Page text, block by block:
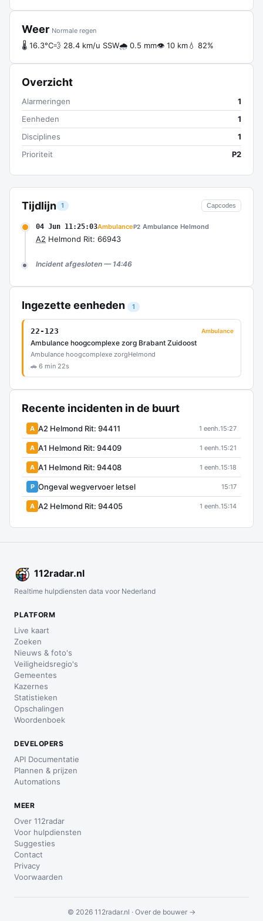
Tijdlijn 1 Capcodes
04 Jun 11:25:03AmbulanceP2 Ambulance Helmond
A2 Helmond Rit: 66943
Incident afgesloten — 14:46
Ingezette eenheden 1
22-123 Ambulance
Ambulance hoogcomplexe zorg Brabant Zuidoost
Ambulance hoogcomplexe zorgHelmond
🚗 6 min 22s
Recente incidenten in de buurt
A A2 Helmond Rit: 94411 1 eenh.15:27
A A1 Helmond Rit: 94409 1 eenh.15:21
A A1 Helmond Rit: 94408 1 eenh.15:18
P Ongeval wegvervoer letsel 15:17
A A2 Helmond Rit: 94405 1 eenh.15:14
Weer Normale regen
🌡 16.3°C💨 28.4 km/u SSW🌧 0.5 mm👁 10 km💧 82%
Overzicht
Alarmeringen
1
Eenheden
1
Disciplines
1
Prioriteit
P2
112radar.nl
Realtime hulpdiensten data voor Nederland
PLATFORM
Live kaart
Zoeken
Nieuws & foto's
Veiligheidsregio's
Gemeentes
Kazernes
Statistieken
Opschalingen
Woordenboek
DEVELOPERS
API Documentatie
Plannen & prijzen
Automations
MEER
Over 112radar
Voor hulpdiensten
Suggesties
Contact
Privacy
Voorwaarden
© 2026 112radar.nl · Over de bouwer →